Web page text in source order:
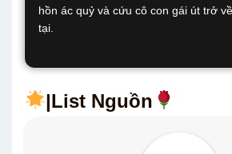
hồn ác quỷ và cứu cô con gái út trở
tại.
|List Nguồn